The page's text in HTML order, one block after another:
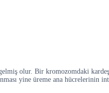
olur. Bir kromozomdaki
yine üreme ana hücrelerinin